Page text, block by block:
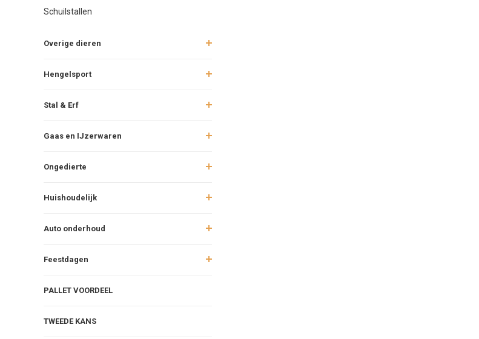
Schuilstallen
Overige dieren
Hengelsport
Stal & Erf
Gaas en IJzerwaren
Ongedierte
Huishoudelijk
Auto onderhoud
Feestdagen
PALLET VOORDEEL
TWEEDE KANS